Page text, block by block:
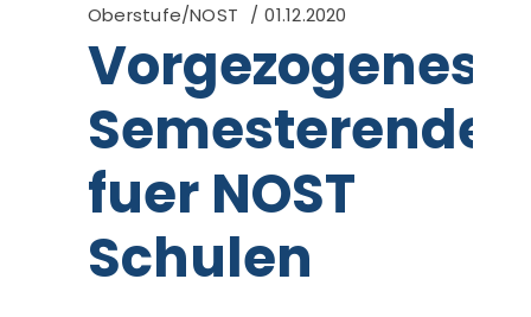
Oberstufe/NOST
01.12.2020
Vorgezogenes
Semesterende
fuer NOST
Schulen